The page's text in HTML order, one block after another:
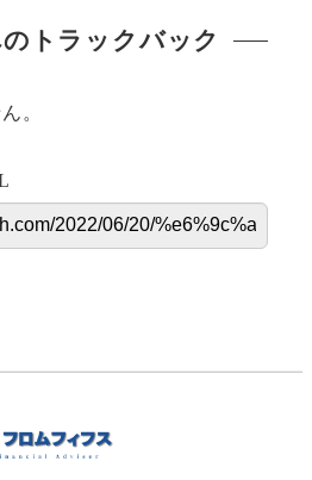
トラックバック
。